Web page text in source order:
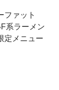
ファット
系ラーメン
定メニュー